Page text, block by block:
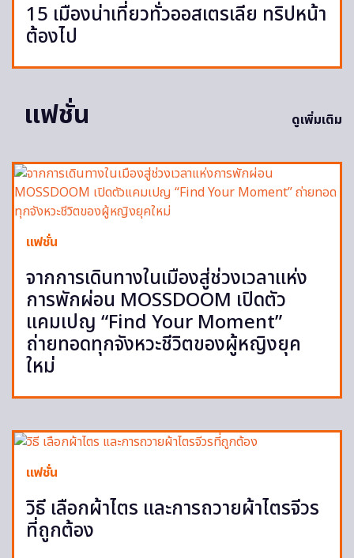
15 เมืองน่าเที่ยวทั่วออสเตรเลีย ทริปหน้า
ต้องไป
แฟชั่น ดูเพิ่มเติม
แฟชั่น
จากการเดินทางในเมืองสู่ช่วงเวลาแห่ง
การพักผ่อน MOSSDOOM เปิดตัว
แคมเปญ “Find Your Moment”
ถ่ายทอดทุกจังหวะชีวิตของผู้หญิงยุค
ใหม่
แฟชั่น
วิธี เลือกผ้าไตร และการถวายผ้าไตรจีวร
ที่ถูกต้อง